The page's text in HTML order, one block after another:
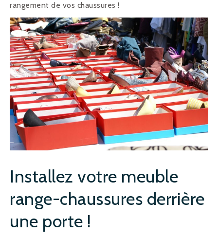
rangement de vos chaussures !
Installez votre meuble
range-chaussures derrière
une porte !